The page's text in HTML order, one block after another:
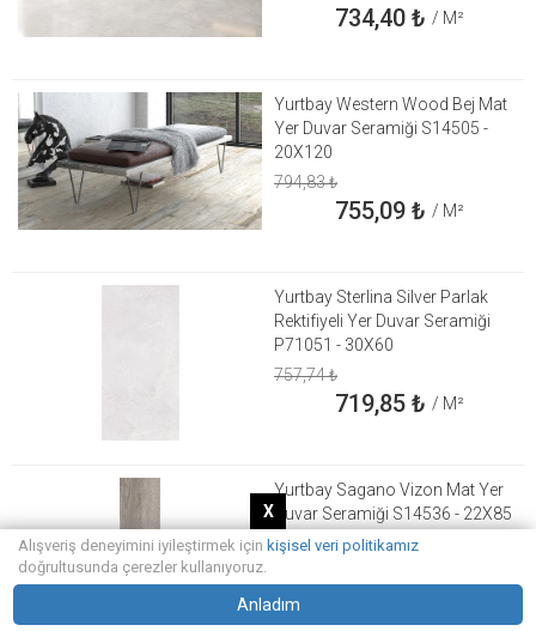
734,40₺ / M²
Yurtbay Western Wood Bej Mat
Yer Duvar Seramiği S14505 -
20X120
794,83₺
755,09₺ / M²
Yurtbay Sterlina Silver Parlak
Rektifiyeli Yer Duvar Seramiği
P71051 - 30X60
757,74₺
719,85₺ / M²
Yurtbay Sagano Vizon Mat Yer
Duvar Seramiği S14536 - 22X85
805,75₺
Alışveriş deneyimini iyileştirmek için kişisel veri politikamız
doğrultusunda çerezler kullanıyoruz.
Anladım
X